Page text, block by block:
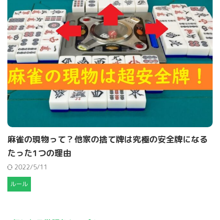
麻雀の現物って？他家の捨て牌は究極の安全牌になる
たった1つの理由
2022/5/11
ルール